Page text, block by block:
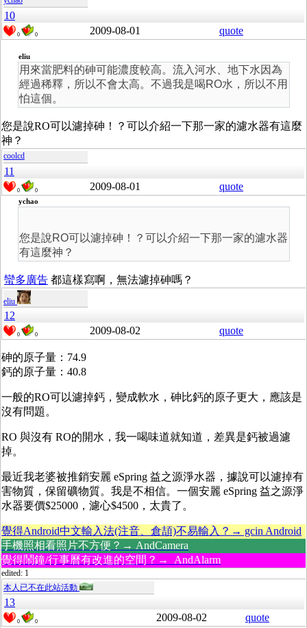
10
0 0 2009-08-01 quote
eliu
用來當肥料的砷可能濃度較高。流入河水、地下水因為
經過稀釋，所以不會太高。不過我是喝RO水，所以不用
怕這個。
您是說RO可以濾掉砷！？可以介紹一下那一家的濾水器有這麼
神？
coolcd
11
0 0 2009-08-01 quote
ychao
您是說RO可以濾掉砷！？可以介紹一下那一家的濾水器
有這麼神？
蠻多廣告 都這樣寫啊，無法濾掉砷嗎？
eliu
12
0 0 2009-08-02 quote
砷的原子量：74.9
鈣的原子量：40.8
一般的RO可以濾掉鈣，變成軟水，砷比鈣的原子更大，應該是
沒有問題。
RO 與沒有 RO的開水，我一喝味道就知道，差異是鈣被過濾
掉。
最近我老婆被推銷安麗 eSpring 益之源淨水器，據說可以濾掉有
害物質，保留礦物質。我是不相信。一個安麗 eSpring 益之源淨
水器要價$25000，濾心$4500，太貴了。
覺得Android中文輸入法(注音、倉頡)不易輸入？→ gcin Android
手機照相看照片不方便？→ AndCamera
覺得鬧鐘/行事曆有改進的空間？→ AndAlarm
edited: 1
本人已不在此站活動
13
0 0 2009-08-02 quote